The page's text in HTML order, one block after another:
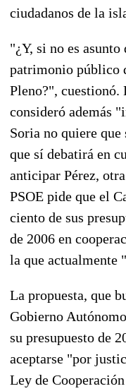
ciudadanos de la
"¿Y, si no es
patrimonio público
Pleno?", cuestionó.
consideró además
Soria no quiere
que sí debatirá en
anticipar Pérez,
PSOE pide que el
ciento de sus
de 2006 en
la que actualmente
La propuesta, que
Gobierno
su presupuesto de
aceptarse "por
Ley de